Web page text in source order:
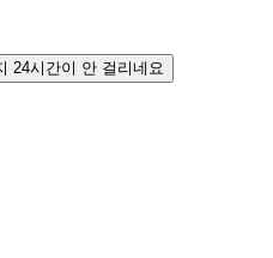
24시간이 안 걸리네요